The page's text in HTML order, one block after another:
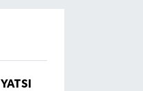
YATSI